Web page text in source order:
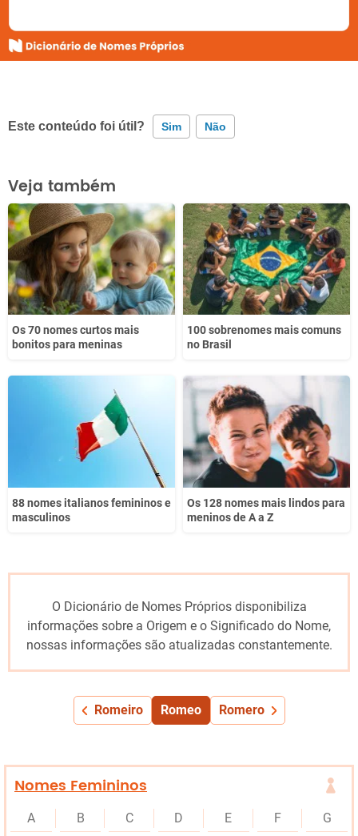
Este conteúdo foi útil? Sim Não
Este conteúdo contém informação incorreta
Este conteúdo não tem a informação que procuro
Outro
Veja também
Os 70 nomes curtos mais
bonitos para meninas
100 sobrenomes mais comuns
no Brasil
88 nomes italianos femininos e
masculinos
Os 128 nomes mais lindos para
meninos de A a Z
O Dicionário de Nomes Próprios disponibiliza
informações sobre a Origem e o Significado do Nome,
nossas informações são atualizadas constantemente.
Romeiro Romeo Romero
Nomes Femininos
A B C D E F
G